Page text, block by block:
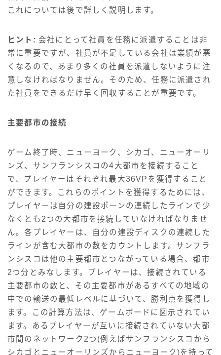
これについては後で詳しく説明します。
ヒント: 会社にとって社員を任務に派遣することは非
常に重要ですが、社員が不足している会社は業績が悪
くなるので、あまり多くの社員を派遣しないように注
意しなければなりません。そのため、任務に派遣され
た社員をできるだけ早く回収することが重要です。
主要都市の接続
ゲーム終了時、ニューヨーク、シカゴ、ニューオーリ
ンズ、サンフランシスコの4大都市を接続すること
で、プレイヤーはそれぞれ最大36VPを獲得すること
ができます。これらのポイントを獲得するためには、
プレイヤーは自分の建設ポーンの連続したラインで少
なくとも2つの大都市を接続していなければなりませ
ん。各プレイヤーは、自分の建設ディスクの連続した
ラインが含む大都市の数をカウントします。サンフラ
ンシスコは他の主要都市とつながっている場合、都市
2つ分とみなします。プレイヤーは、接続されている
主要都市の数と、その主要都市があるすべての地域の
中での輸送の最低レベルに基づいて、勝利点を獲得し
ます。この計算方法は、ゲームボードに図示されてい
ます。あるプレイヤーが互いに接続されていない大都
市間のネットワーク2つ(例えばサンフランシスコから
シカゴとニューオーリンズからニューヨーク)を持って